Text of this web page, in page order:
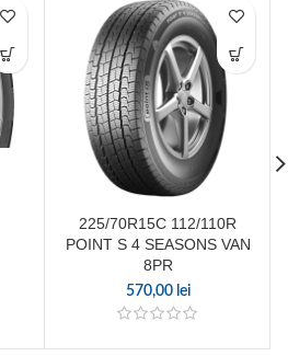
225/70R15C 112/110R
POINT S 4 SEASONS VAN
8PR
570,00 lei